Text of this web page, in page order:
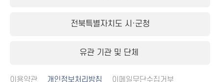
전북특별자치도 시·군청
유관 기관 및 단체
이용약관 개인정보처리방침 이메일무단수집거부